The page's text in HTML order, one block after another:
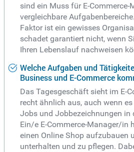
sind ein Muss für E-
vergleichbare
Faktor ist ein gewisses
schadet garantiert nicht, wenn
Ihren Lebenslauf nachweisen
Welche Aufgaben und
Business und E-Commerce
Das Tagesgeschäft sieht im E-
recht ähnlich aus, auch wenn
Jobs und Jobbezeichnungen in
Ein/e E-Commerce-Manager/in
einen Online Shop aufzubauen
unterhalten und zu pflegen.